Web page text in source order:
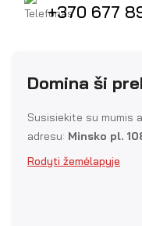
+370 677
Domina ši
Susisiekite su mumis
adresu: Minsko pl.
Rodyti žemėlapyje